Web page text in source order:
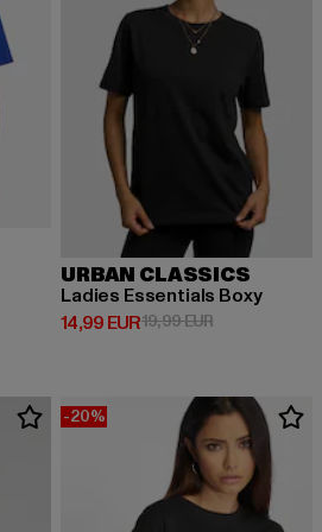
22,99 EUR
URBAN CLASSICS
Ladies Essentials Boxy
14,99 EUR
Derzeitiger Preis: 14,99 EUR
19,99 EURAktionspreis:
-20%